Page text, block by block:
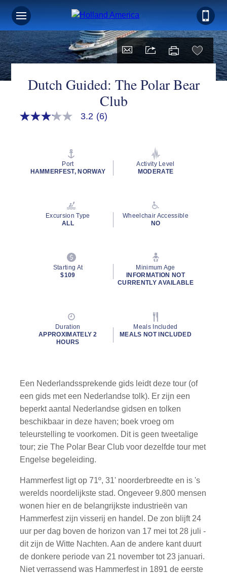
Dutch Guided: The Polar Bear
Club
3.2
rating
3.2 (6)
Port
HAMMERFEST, NORWAY
Activity Level
MODERATE
Excursion Type
ALL
Wheelchair Accessible
NO
Starting At
$109
Minimum Age
INFORMATION NOT
CURRENTLY AVAILABLE
Duration
APPROXIMATELY 2
HOURS
Meals Included
MEALS NOT INCLUDED
Een Nederlandssprekende gids leidt deze tour (of
een gids met een Nederlandse tolk). Er zijn een
beperkt aantal Nederlandse gidsen en tolken
beschikbaar in deze haven; boek vroeg om
teleurstelling te voorkomen. Dit is geen tweetalige
tour; zie The Polar Bear Club voor dezelfde tour met
Engelse begeleiding.
Hammerfest ligt op 71º, 31' noorderbreedte en is 's
werelds noordelijkste stad. Ongeveer 9.800 mensen
wonen hier en de belangrijkste industrieën van
Hammerfest zijn visserij en handel. De zon blijft 24
uur per dag boven de horizon van 17 mei tot 28 juli -
dit zijn de Witte Nachten. Aan de andere kant duurt
de donkere periode van 21 november tot 23 januari.
Niet verrassend was Hammerfest in 1891 de eerste